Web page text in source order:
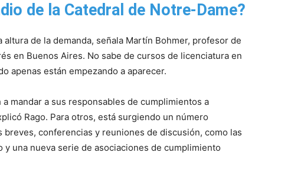
de la Catedral de Notre-Dame?
altura de la demanda, señala Martín Bohmer, profesor de
en Buenos Aires. No sabe de cursos de licenciatura en
apenas están empezando a aparecer.
mandar a sus responsables de cumplimientos a
Rago. Para otros, está surgiendo un número
conferencias y reuniones de discusión, como las
y una nueva serie de asociaciones de cumplimiento